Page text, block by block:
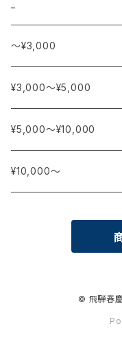
〜¥3,000
¥3,000〜¥5,000
¥5,000〜¥10,000
¥10,000〜
© 飛騨春